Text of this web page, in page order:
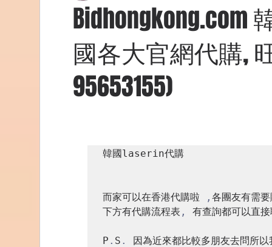
美食團購 購物 台灣代購網站
Bidhongkong.com
國各大官網代購,
95653155)
韓國laserin代購
而家可以在香港代購啦 , 各團友有需
下方有代購流程表 , 有查詢都可以直
P . S .
因為近來都比較多朋友去問所